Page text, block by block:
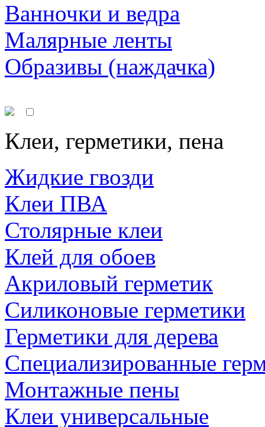
Ванночки и ведра
Малярные ленты
Образивы (наждачка)
Клеи, герметики, пена
Жидкие гвозди
Клеи ПВА
Столярные клеи
Клей для обоев
Акриловый герметик
Силиконовые герметики
Герметики для дерева
Специализированные
Монтажные пены
Клеи универсальные